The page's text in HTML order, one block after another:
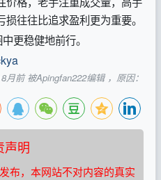
往往比追求盈利更为重要。
更稳健地前行。
8月前 被Apingfan222编辑 ，原因：
声明
布，本网站不对内容的真实